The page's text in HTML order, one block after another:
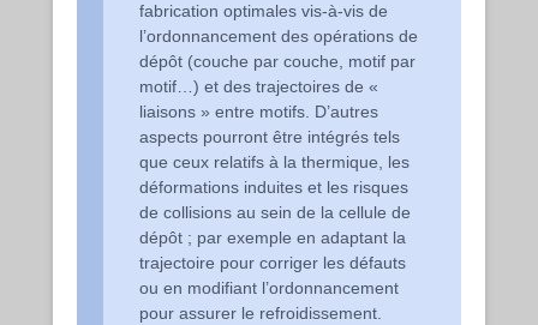
fabrication optimales vis-à-vis de
l’ordonnancement des opérations de
dépôt (couche par couche, motif par
motif…) et des trajectoires de «
liaisons » entre motifs. D’autres
aspects pourront être intégrés tels
que ceux relatifs à la thermique, les
déformations induites et les risques
de collisions au sein de la cellule de
dépôt ; par exemple en adaptant la
trajectoire pour corriger les défauts
ou en modifiant l’ordonnancement
pour assurer le refroidissement.